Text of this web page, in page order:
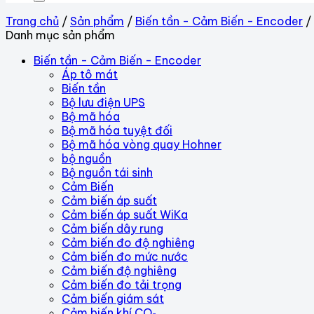
Trang chủ / Sản phẩm / Biến tần - Cảm Biến - Encoder /
Danh mục sản phẩm
Biến tần - Cảm Biến - Encoder
Áp tô mát
Biến tần
Bộ lưu điện UPS
Bộ mã hóa
Bộ mã hóa tuyệt đối
Bộ mã hóa vòng quay Hohner
bộ nguồn
Bộ nguồn tái sinh
Cảm Biến
Cảm biến áp suất
Cảm biến áp suất WiKa
Cảm biến dây rung
Cảm biến đo độ nghiêng
Cảm biến đo mức nước
Cảm biến độ nghiêng
Cảm biến đo tải trọng
Cảm biến giám sát